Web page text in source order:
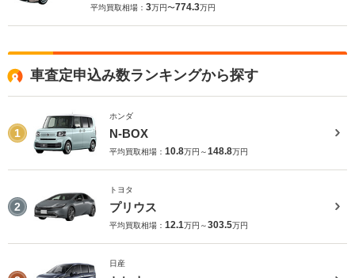
平均買取相場： 3万円〜774.3万円
車査定申込み数ランキングから探す
1
ホンダ
N-BOX
平均買取相場： 10.8万円～148.8万円
2
トヨタ
プリウス
平均買取相場： 12.1万円～303.5万円
日産